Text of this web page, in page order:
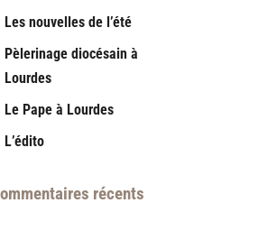
Les nouvelles de l’été
Pèlerinage diocésain à
Lourdes
Le Pape à Lourdes
L’édito
récents